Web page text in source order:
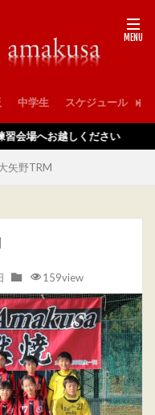
中学生 スケジュール
へお越しください
矢野TRM
159view